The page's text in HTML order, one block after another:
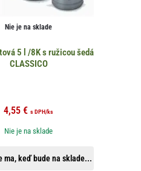
Nie je na sklade
5 l /8K s ružicou šedá
CLASSICO
4,55€ s DPH/ks
ma, keď bude na sklade...
Nie je na sklade